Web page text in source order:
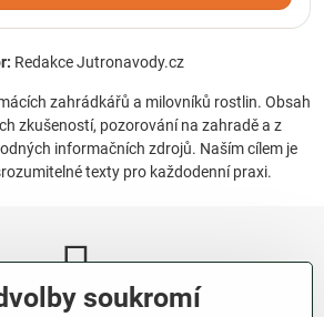
Redakce Jutronavody.cz
zahrádkářů a milovníků rostlin. Obsah
zkušeností, pozorování na zahradě a z
informačních zdrojů. Naším cílem je
texty pro každodenní praxi.
soukromí